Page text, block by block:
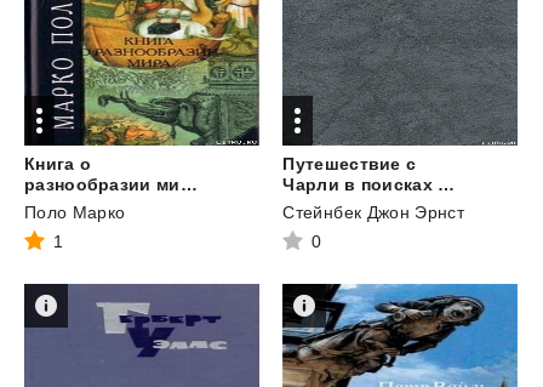
Книга о
разнообразии мира
Поло Марко
1
Путешествие с
Чарли в поисках Америки
Стейнбек Джон Эрнст
0